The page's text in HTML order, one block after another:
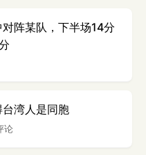
阵某队，下半场14分
湾人是同胞
论